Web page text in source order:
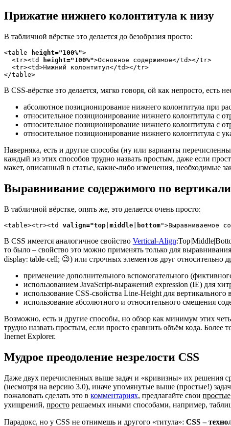
Прижатие нижнего колонтитула к низу
В табличной вёрстке это делается до безобразия просто:
<table height="100%">
  <tr><td
height="100%">Основное содержимое</td></tr>
  <tr><td>Нижний колонтитул</td></tr>
</table>
В CSS-вёрстке это делается, мягко говоря, ой как непросто,
абсолютное позиционирование нижнего колонтитула при
относительное позиционирование нижнего колонтитула с
относительное позиционирование нижнего колонтитула с
относительное позиционирование нижнего колонтитула с
Наверняка, есть и другие способы (ну или варианты
каждый из этих способов трудно назвать простым, даже если
макет, описанный в статье, какие-либо изменения, необходимые
Выравнивание содержимого по вертикали
В табличной вёрстке, опять же, это делается очень просто:
<table><tr><td valign="top middle bottom">Выравниваемое
В CSS имеется аналогичное свойство Vertical-Align
то было – свойство это можно применять только для
display: table-cell; 😉) или строчных элементов друг относительно
применение дополнительного вспомогательного
использованием JavaScript-выражений expression (IE) для
использование CSS-свойства Line-Height для
использование абсолютного и относительного смещения
Возможно, есть и другие способы, но обзор как минимум этих
трудно назвать простым, если просто сравнить объём кода. Более
Inernet Explorer.
Мудрое преодоление незрелости CSS
Даже двух перечисленных выше задач и «кривизны» их решения
(несмотря на версию 3.0), иначе упомянутые выше (простые!)
пожаловать сделать это в комментариях, предлагайте свои простые
ухищрений, просто решаемых иными способами, например,
Парадокс, но у CSS не отнимешь и другого «титула»: CSS –